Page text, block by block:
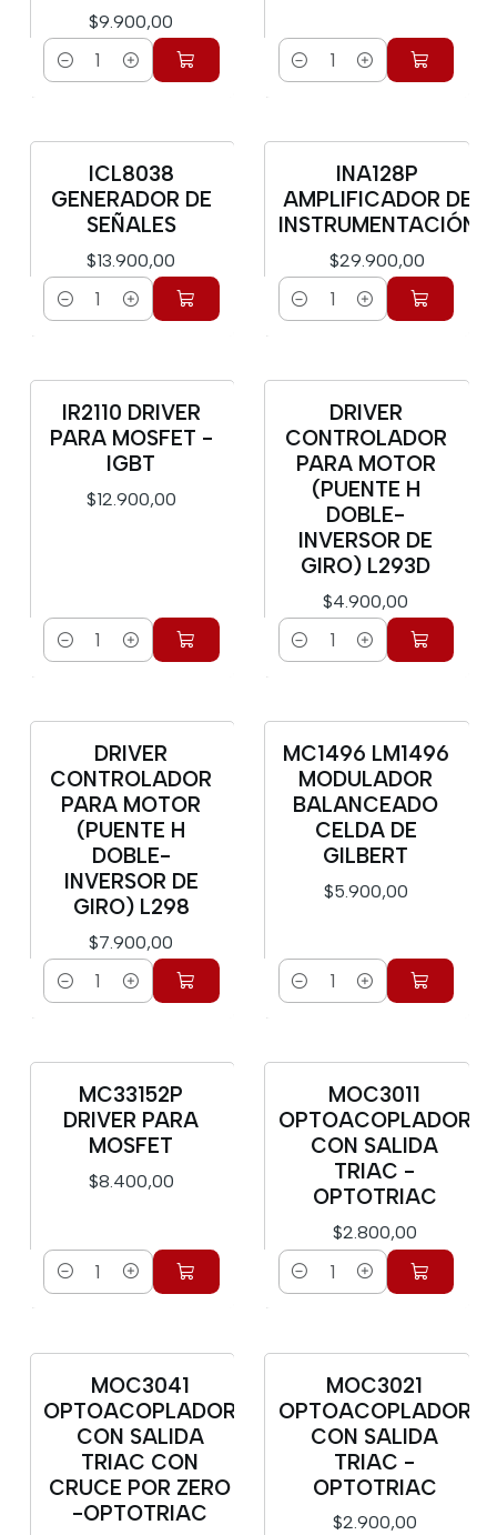
$9.900,00
Cantidad Cantidad
ICL8038
GENERADOR DE
SEÑALES
$13.900,00
Cantidad
INA128P
AMPLIFICADOR DE
INSTRUMENTACIÓN
$29.900,00
Cantidad
IR2110 DRIVER
PARA MOSFET -
IGBT
$12.900,00
Cantidad
DRIVER
CONTROLADOR
PARA MOTOR
(PUENTE H
DOBLE-
INVERSOR DE
GIRO) L293D
$4.900,00
Cantidad
DRIVER
CONTROLADOR
PARA MOTOR
(PUENTE H
DOBLE-
INVERSOR DE
GIRO) L298
$7.900,00
Cantidad
MC1496 LM1496
MODULADOR
BALANCEADO
CELDA DE
GILBERT
$5.900,00
Cantidad
MC33152P
DRIVER PARA
MOSFET
$8.400,00
Cantidad
MOC3011
OPTOACOPLADOR
CON SALIDA
TRIAC -
OPTOTRIAC
$2.800,00
Cantidad
MOC3041
OPTOACOPLADOR
CON SALIDA
TRIAC CON
CRUCE POR ZERO
-OPTOTRIAC
MOC3021
OPTOACOPLADOR
CON SALIDA
TRIAC -
OPTOTRIAC
$2.900,00